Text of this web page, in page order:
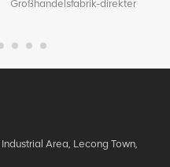
Großhandelsfabrik-direkter
greifenstuhl MOQ ist EIN
Stück, große Quantität mit
Area, Lecong Town,